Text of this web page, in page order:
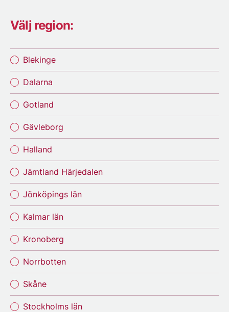
Välj region:
Blekinge
Dalarna
Gotland
Gävleborg
Halland
Jämtland Härjedalen
Jönköpings län
Kalmar län
Kronoberg
Norrbotten
Skåne
Stockholms län